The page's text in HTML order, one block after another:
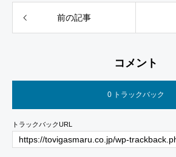
前の記事
コメント
0 トラックバック
トラックバックURL